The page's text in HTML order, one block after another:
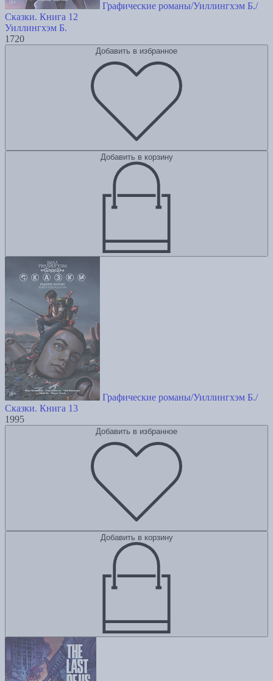
Графические романы/Уиллингхэм Б./
Сказки. Книга 12
Уиллингхэм Б.
1720
Добавить в избранное
Добавить в корзину
Графические романы/Уиллингхэм Б./
Сказки. Книга 13
1995
Добавить в избранное
Добавить в корзину